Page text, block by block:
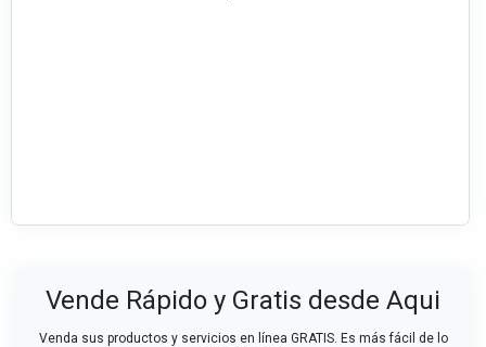
Vende Rápido y Gratis desde Aqui
Venda sus productos y servicios en línea GRATIS. Es más fácil de lo